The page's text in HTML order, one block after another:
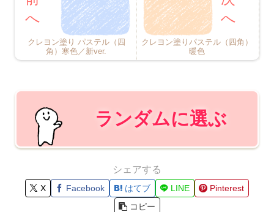
クレヨン塗り パステル（四
角）寒色／新ver.
クレヨン塗りパステル（四角）
暖色
ランダムに選ぶ
シェアする
X Facebook はてブ LINE
Pinterest
コピー